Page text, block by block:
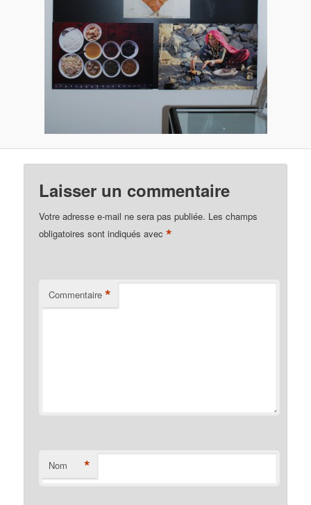
Laisser un commentaire
Votre adresse e-mail ne sera pas publiée. Les champs
obligatoires sont indiqués avec*
Commentaire *
Nom *